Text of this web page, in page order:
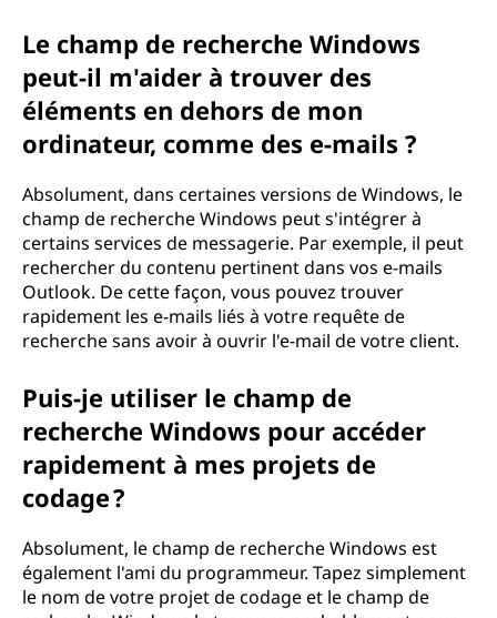
Le champ de recherche Windows
peut-il m'aider à trouver des
éléments en dehors de mon
ordinateur, comme des e-mails ?
Absolument, dans certaines versions de Windows, le
champ de recherche Windows peut s'intégrer à
certains services de messagerie. Par exemple, il peut
rechercher du contenu pertinent dans vos e-mails
Outlook. De cette façon, vous pouvez trouver
rapidement les e-mails liés à votre requête de
recherche sans avoir à ouvrir l'e-mail de votre client.
Puis-je utiliser le champ de
recherche Windows pour accéder
rapidement à mes projets de
codage ?
Absolument, le champ de recherche Windows est
également l'ami du programmeur. Tapez simplement
le nom de votre projet de codage et le champ de